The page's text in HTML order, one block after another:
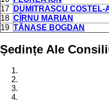
17
DUMITRAȘCU COSTEL-
18 CÎRNU MARIAN
19 TĂNASE BOGDAN
Ședințe Ale